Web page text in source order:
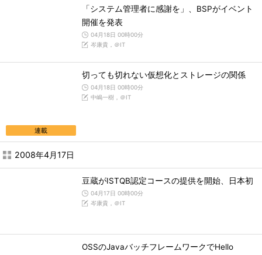
「システム管理者に感謝を」、BSPがイベント
開催を発表
04月18日 00時00分
岑康貴，＠IT
連載
切っても切れない仮想化とストレージの関係
04月18日 00時00分
中嶋一樹，＠IT
2008年4月17日
豆蔵がISTQB認定コースの提供を開始、日本初
04月17日 00時00分
岑康貴，＠IT
OSSのJavaバッチフレームワークでHello